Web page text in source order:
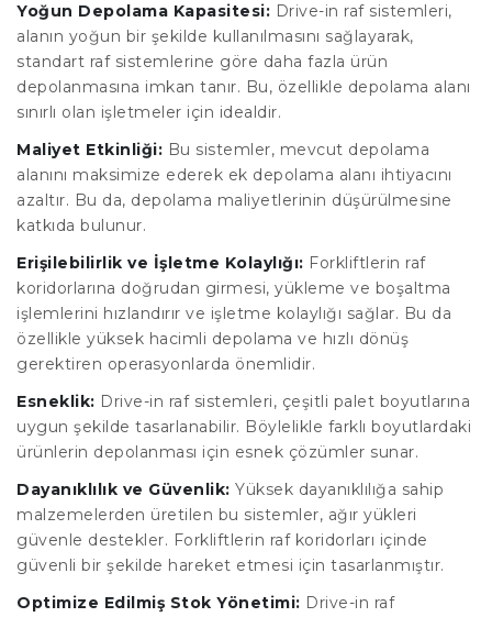
Yoğun Depolama Kapasitesi: Drive-in raf sistemleri,
alanın yoğun bir şekilde kullanılmasını sağlayarak,
standart raf sistemlerine göre daha fazla ürün
depolanmasına imkan tanır. Bu, özellikle depolama alanı
sınırlı olan işletmeler için idealdir.
Maliyet Etkinliği: Bu sistemler, mevcut depolama
alanını maksimize ederek ek depolama alanı ihtiyacını
azaltır. Bu da, depolama maliyetlerinin düşürülmesine
katkıda bulunur.
Erişilebilirlik ve İşletme Kolaylığı: Forkliftlerin raf
koridorlarına doğrudan girmesi, yükleme ve boşaltma
işlemlerini hızlandırır ve işletme kolaylığı sağlar. Bu da
özellikle yüksek hacimli depolama ve hızlı dönüş
gerektiren operasyonlarda önemlidir.
Esneklik: Drive-in raf sistemleri, çeşitli palet boyutlarına
uygun şekilde tasarlanabilir. Böylelikle farklı boyutlardaki
ürünlerin depolanması için esnek çözümler sunar.
Dayanıklılık ve Güvenlik: Yüksek dayanıklılığa sahip
malzemelerden üretilen bu sistemler, ağır yükleri
güvenle destekler. Forkliftlerin raf koridorları içinde
güvenli bir şekilde hareket etmesi için tasarlanmıştır.
Optimize Edilmiş Stok Yönetimi: Drive-in raf